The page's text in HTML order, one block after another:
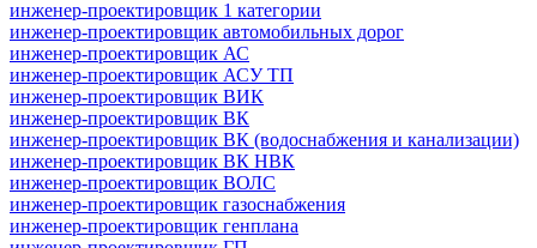
инженер-проектировщик 1 категории
инженер-проектировщик автомобильных дорог
инженер-проектировщик АС
инженер-проектировщик АСУ ТП
инженер-проектировщик ВИК
инженер-проектировщик ВК
инженер-проектировщик ВК (водоснабжения и канализации)
инженер-проектировщик ВК НВК
инженер-проектировщик ВОЛС
инженер-проектировщик газоснабжения
инженер-проектировщик генплана